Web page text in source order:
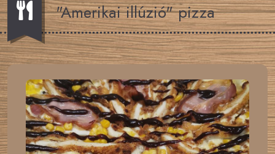
"Amerikai illúzió" pizza